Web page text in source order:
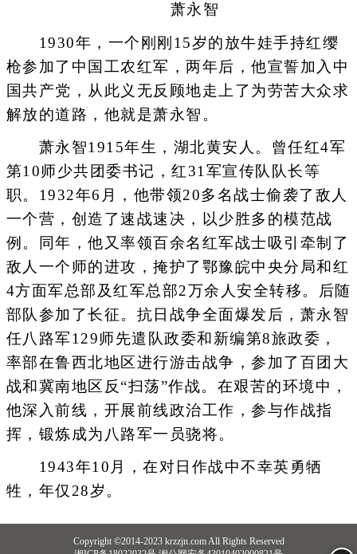
萧永智
1930年，一个刚刚15岁的放牛娃手持红缨
枪参加了中国工农红军，两年后，他宣誓加入中
国共产党，从此义无反顾地走上了为劳苦大众求
解放的道路，他就是萧永智。
萧永智1915年生，湖北黄安人。曾任红4军
第10师少共团委书记，红31军宣传队队长等
职。1932年6月，他带领20多名战士偷袭了敌人
一个营，创造了速战速决，以少胜多的模范战
例。同年，他又率领百余名红军战士吸引牵制了
敌人一个师的进攻，掩护了鄂豫皖中央分局和红
4方面军总部及红军总部2万余人安全转移。后随
部队参加了长征。抗日战争全面爆发后，萧永智
任八路军129师先遣队政委和新编第8旅政委，
率部在鲁西北地区进行游击战争，参加了百团大
战和冀南地区反“扫荡”作战。在艰苦的环境中，
他深入前线，开展前线政治工作，参与作战指
挥，锻炼成为八路军一员骁将。
1943年10月，在对日作战中不幸英勇牺
牲，年仅28岁。
Copyright ©2014-2023 krzzjn.com All Rights Reserved